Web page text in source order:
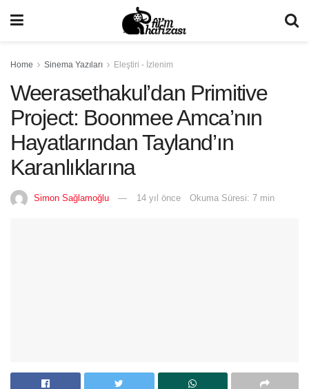
Home Sinema Yazıları Eleştiri - İzlenim
Weerasethakul’dan Primitive
Project: Boonmee Amca’nın
Hayatlarından Tayland’ın
Karanlıklarına
Simon Sağlamoğlu 14 yıl önce Okuma Süresi: 7 min